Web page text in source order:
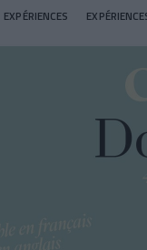
EXPÉRIENCES